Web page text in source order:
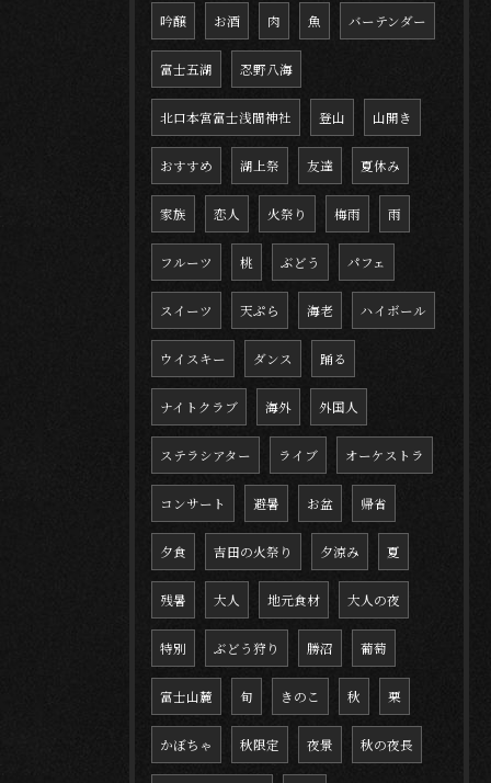
吟醸 お酒 肉 魚 バーテンダー
富士五湖 忍野八海
北口本宮富士浅間神社 登山 山開き
おすすめ 湖上祭 友達 夏休み
家族 恋人 火祭り 梅雨 雨
フルーツ 桃 ぶどう パフェ
スイーツ 天ぷら 海老 ハイボール
ウイスキー ダンス 踊る
ナイトクラブ 海外 外国人
ステラシアター ライブ オーケストラ
コンサート 避暑 お盆 帰省
夕食 吉田の火祭り 夕涼み 夏
残暑 大人 地元食材 大人の夜
特別 ぶどう狩り 勝沼 葡萄
富士山麓 旬 きのこ 秋 栗
かぼちゃ 秋限定 夜景 秋の夜長